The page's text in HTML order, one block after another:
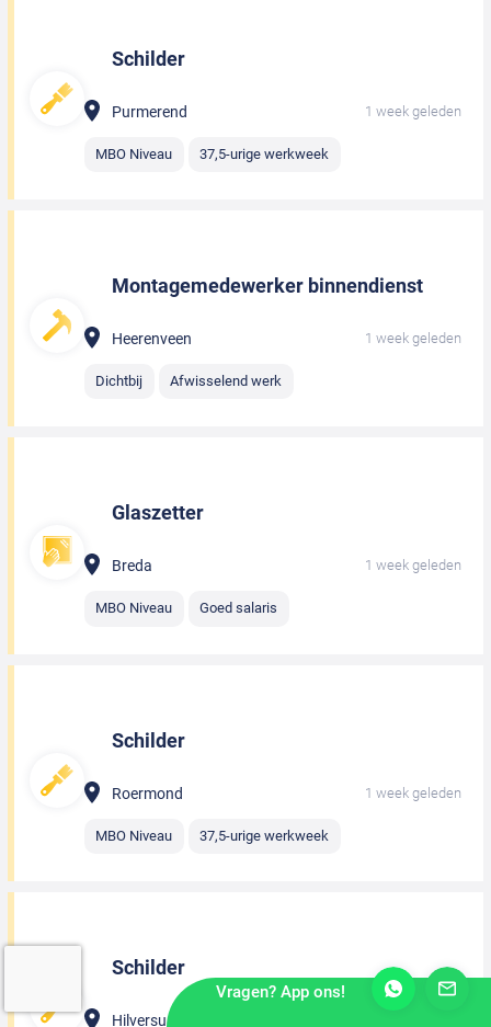
Schilder
Purmerend 1 week geleden
MBO Niveau 37,5-urige werkweek
Montagemedewerker binnendienst
Heerenveen 1 week geleden
Dichtbij Afwisselend werk
Glaszetter
Breda 1 week geleden
MBO Niveau Goed salaris
Schilder
Roermond 1 week geleden
MBO Niveau 37,5-urige werkweek
Schilder
Hilversum
Vragen? App ons!